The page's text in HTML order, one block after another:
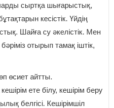
сыртқа шығарыстық,
кесістік. Үйдің
Шайға су әкелістік. Мен
отырып тамақ іштік,
өсиет айтты.
ете білу, кешірім беру
белгісі. Кешірімшіл